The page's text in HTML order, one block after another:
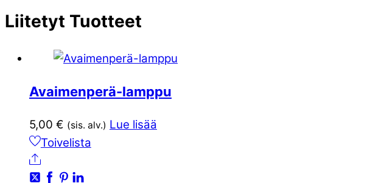
Liitetyt Tuotteet
Avaimenperä-lamppu
5,00 € (sis. alv.) Lue lisää
Toivelista
Ale